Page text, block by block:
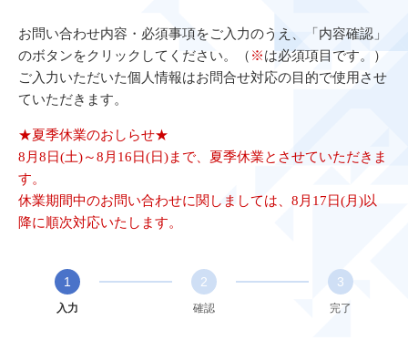
お問い合わせ内容・必須事項をご入力のうえ、「内容確認」
のボタンをクリックしてください。（ ※は必須項目です。）
ご入力いただいた個人情報はお問合せ対応の目的で使用させ
ていただきます。
★夏季休業のおしらせ★
8月8日(土)～8月16日(日)まで、夏季休業とさせていただきま
す。
休業期間中のお問い合わせに関しましては、8月17日(月)以
降に順次対応いたします。
1
入力
2
確認
3
完了